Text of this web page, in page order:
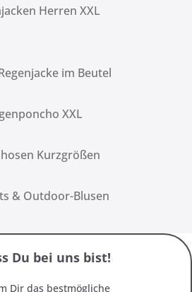
Herren XXL
im Beutel
XXL
Kurzgrößen
& Outdoor-Blusen
Du bei uns bist!
Dir das bestmögliche